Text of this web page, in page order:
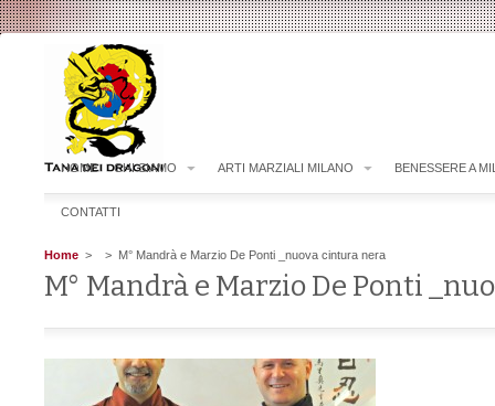
HOME CHI SIAMO ARTI MARZIALI MILANO BENESSERE A
CONTATTI
Home > > M° Mandrà e Marzio De Ponti _nuova cintura nera
M° Mandrà e Marzio De Ponti